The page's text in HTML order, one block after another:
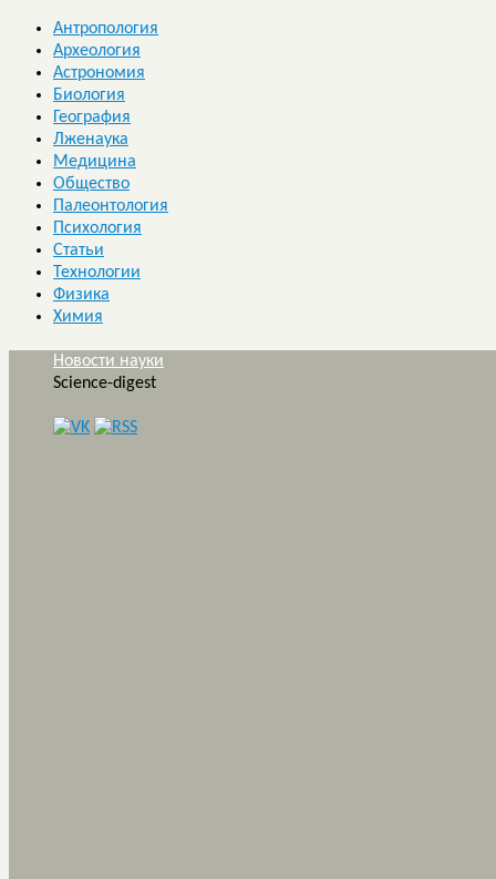
Антропология
Археология
Астрономия
Биология
География
Лженаука
Медицина
Общество
Палеонтология
Психология
Статьи
Технологии
Физика
Химия
Новости науки
Science-digest